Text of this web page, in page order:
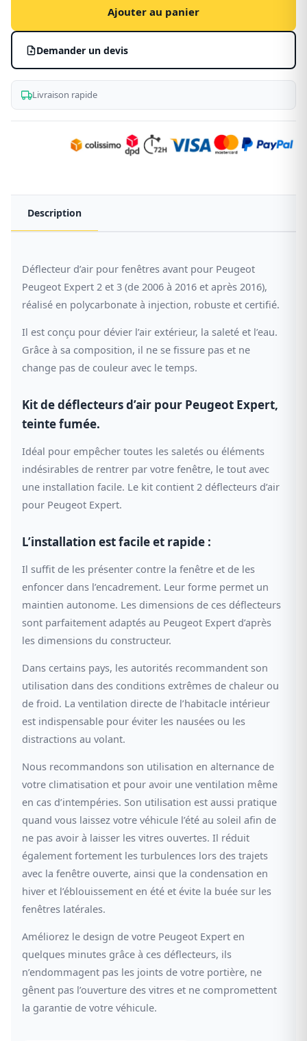
Expert
avant
Ajouter au panier
Demander un devis
Livraison rapide
Description
Déflecteur d’air pour fenêtres avant pour Peugeot
Peugeot Expert 2 et 3 (de 2006 à 2016 et après 2016),
réalisé en polycarbonate à injection, robuste et certifié.
Il est conçu pour dévier l’air extérieur, la saleté et l’eau.
Grâce à sa composition, il ne se fissure pas et ne
change pas de couleur avec le temps.
Kit de déflecteurs d’air pour Peugeot Expert,
teinte fumée.
Idéal pour empêcher toutes les saletés ou éléments
indésirables de rentrer par votre fenêtre, le tout avec
une installation facile. Le kit contient 2 déflecteurs d’air
pour Peugeot Expert.
L’installation est facile et rapide :
Il suffit de les présenter contre la fenêtre et de les
enfoncer dans l’encadrement. Leur forme permet un
maintien autonome. Les dimensions de ces déflecteurs
sont parfaitement adaptés au Peugeot Expert d’après
les dimensions du constructeur.
Dans certains pays, les autorités recommandent son
utilisation dans des conditions extrêmes de chaleur ou
de froid. La ventilation directe de l’habitacle intérieur
est indispensable pour éviter les nausées ou les
distractions au volant.
Nous recommandons son utilisation en alternance de
votre climatisation et pour avoir une ventilation même
en cas d’intempéries. Son utilisation est aussi pratique
quand vous laissez votre véhicule l’été au soleil afin de
ne pas avoir à laisser les vitres ouvertes. Il réduit
également fortement les turbulences lors des trajets
avec la fenêtre ouverte, ainsi que la condensation en
hiver et l’éblouissement en été et évite la buée sur les
fenêtres latérales.
Améliorez le design de votre Peugeot Expert en
quelques minutes grâce à ces déflecteurs, ils
n’endommagent pas les joints de votre portière, ne
gênent pas l’ouverture des vitres et ne compromettent
la garantie de votre véhicule.